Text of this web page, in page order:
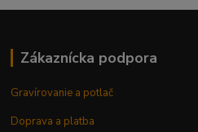
Zákaznícka podpora
Gravírovanie a potlač
Doprava a platba